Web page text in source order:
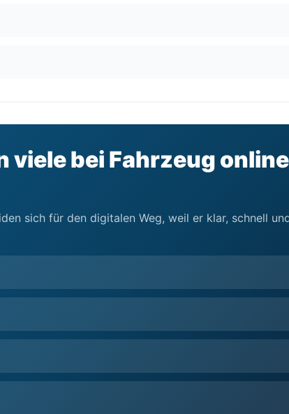
viele bei Fahrzeug
sich für den digitalen Weg, weil er klar, schnell